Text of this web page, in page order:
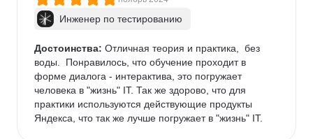
Инженер по тестированию
Достоинства: Отличная теория и практика,  без
воды.  Понравилось, что обучение проходит в
форме диалога - интерактива, это погружает
человека в "жизнь" IT. Так же здорово, что для
практики используются действующие продукты
Яндекса, что так же лучше погружает в "жизнь" IT.